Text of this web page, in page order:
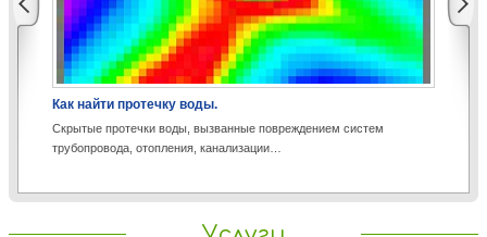
Как найти протечку воды.
Скрытые протечки воды, вызванные повреждением систем
трубопровода, отопления, канализации…